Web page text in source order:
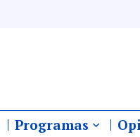
Programas